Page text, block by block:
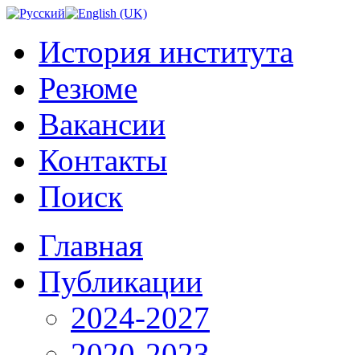
История института
Резюме
Вакансии
Контакты
Поиск
Главная
Публикации
2024-2027